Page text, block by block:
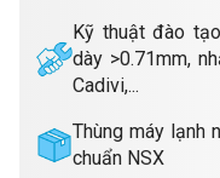
Kỹ thuật đào
dày >0.71mm,
Cadivi,...
Thùng máy lạnh
chuẩn NSX